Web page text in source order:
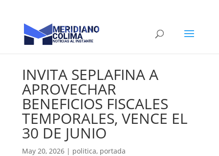
INVITA SEPLAFINA A
APROVECHAR
BENEFICIOS FISCALES
TEMPORALES, VENCE EL
30 DE JUNIO
May 20, 2026| politica, portada